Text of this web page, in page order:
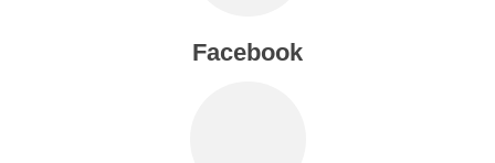
Facebook